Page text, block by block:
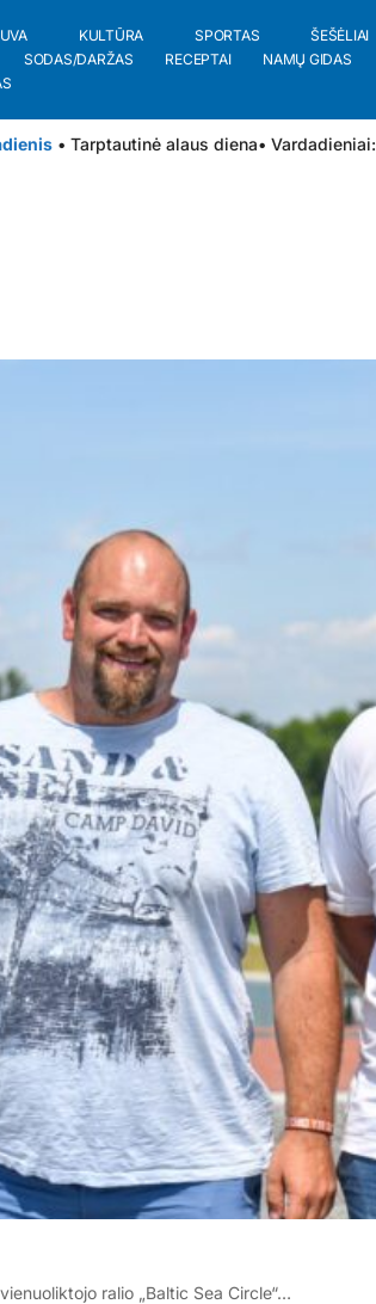
KULTŪRA SPORTAS ŠEŠĖLIAI
SODAS/DARŽAS RECEPTAI NAMŲ GIDAS
• Tarptautinė alaus diena• Vardadieniai:
ralio „Baltic Sea Circle“…